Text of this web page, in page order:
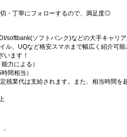
・丁寧にフォローするので、満足度◎
softbank(ソフトバンク)などの大手キャリア
ル、UQなど格安スマホまで幅広く紹介可能
います！
力による）
間相当）
残業代は支給されます。また、相当時間を